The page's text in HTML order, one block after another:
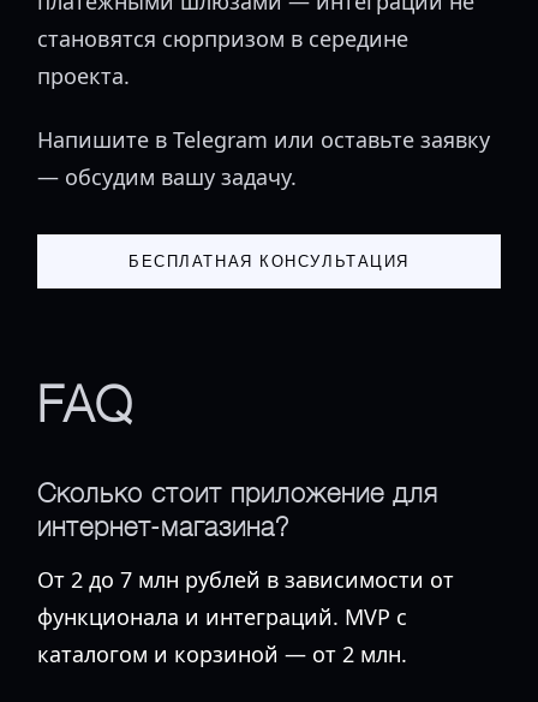
становятся сюрпризом в середине
проекта.
Напишите в Telegram или оставьте заявку
— обсудим вашу задачу.
БЕСПЛАТНАЯ КОНСУЛЬТАЦИЯ
FAQ
Сколько стоит приложение для
интернет-магазина?
От 2 до 7 млн рублей в зависимости от
функционала и интеграций. MVP с
каталогом и корзиной — от 2 млн.